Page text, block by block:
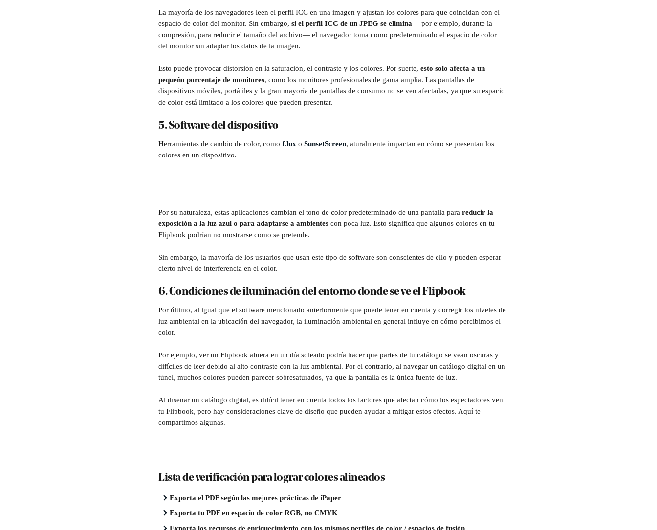
La mayoría de los navegadores leen el perfil ICC en una imagen y ajustan los colores para que coincidan con el
espacio de color del monitor. Sin embargo, si el perfil ICC de un JPEG se elimina —por ejemplo, durante la
compresión, para reducir el tamaño del archivo— el navegador toma como predeterminado el espacio de color
del monitor sin adaptar los datos de la imagen.
Esto puede provocar distorsión en la saturación, el contraste y los colores. Por suerte, esto solo afecta a un
pequeño porcentaje de monitores, como los monitores profesionales de gama amplia. Las pantallas de
dispositivos móviles, portátiles y la gran mayoría de pantallas de consumo no se ven afectadas, ya que su espacio
de color está limitado a los colores que pueden presentar.
5. Software del dispositivo
Herramientas de cambio de color, como f.lux o SunsetScreen, aturalmente impactan en cómo se presentan los
colores en un dispositivo.
Por su naturaleza, estas aplicaciones cambian el tono de color predeterminado de una pantalla para reducir la
exposición a la luz azul o para adaptarse a ambientes con poca luz. Esto significa que algunos colores en tu
Flipbook podrían no mostrarse como se pretende.
Sin embargo, la mayoría de los usuarios que usan este tipo de software son conscientes de ello y pueden esperar
cierto nivel de interferencia en el color.
6. Condiciones de iluminación del entorno donde se ve el Flipbook
Por último, al igual que el software mencionado anteriormente que puede tener en cuenta y corregir los niveles de
luz ambiental en la ubicación del navegador, la iluminación ambiental en general influye en cómo percibimos el
color.
Por ejemplo, ver un Flipbook afuera en un día soleado podría hacer que partes de tu catálogo se vean oscuras y
difíciles de leer debido al alto contraste con la luz ambiental. Por el contrario, al navegar un catálogo digital en un
túnel, muchos colores pueden parecer sobresaturados, ya que la pantalla es la única fuente de luz.
Al diseñar un catálogo digital, es difícil tener en cuenta todos los factores que afectan cómo los espectadores ven
tu Flipbook, pero hay consideraciones clave de diseño que pueden ayudar a mitigar estos efectos. Aquí te
compartimos algunas.
Lista de verificación para lograr colores alineados
Exporta el PDF según las mejores prácticas de iPaper
Exporta tu PDF en espacio de color RGB, no CMYK
Exporta los recursos de enriquecimiento con los mismos perfiles de color / espacios de fusión